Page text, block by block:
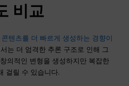
비교
텐츠를 더 빠르게 생성하는 경향이
는 더 엄격한 추론 구조로 인해 그
의적인 변형을 생성하지만 복잡한
걸릴 수 있습니다.